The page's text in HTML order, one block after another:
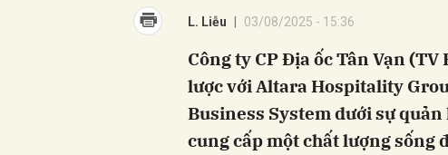
L. Liễu 03/08/2025 - 15:36
Công ty CP Địa ốc Tân Vạn
lược với Altara Hospitality
Business System dưới sự
cung cấp một chất lượng sống